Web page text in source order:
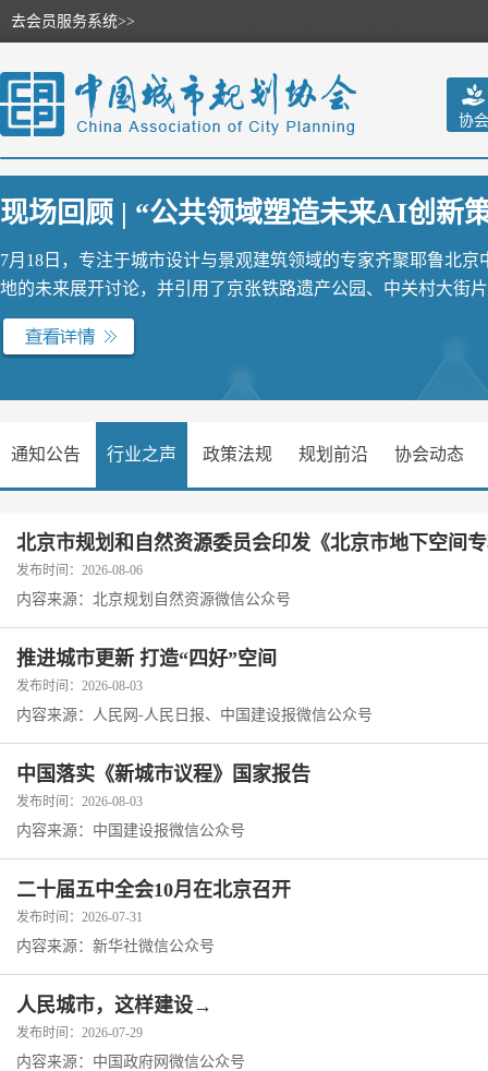
去会员服务系统>>
协会
现场回顾 | “公共领域塑造未来AI创新
7月18日，专注于城市设计与景观建筑领域的专家齐聚耶鲁北
地的未来展开讨论，并引用了京张铁路遗产公园、中关村大街
通知公告 行业之声 政策法规 规划前沿 协会动态
北京市规划和自然资源委员会印发《北京市地下空间
发布时间：2026-08-06
内容来源：北京规划自然资源微信公众号
推进城市更新 打造“四好”空间
发布时间：2026-08-03
内容来源：人民网-人民日报、中国建设报微信公众号
中国落实《新城市议程》国家报告
发布时间：2026-08-03
内容来源：中国建设报微信公众号
二十届五中全会10月在北京召开
发布时间：2026-07-31
内容来源：新华社微信公众号
人民城市，这样建设→
发布时间：2026-07-29
内容来源：中国政府网微信公众号